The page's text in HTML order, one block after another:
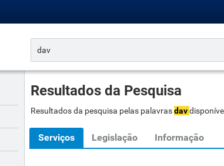
Resultados da Pesquisa
Resultados da pesquisa pelas palavrasdav
Serviços Legislação Informação